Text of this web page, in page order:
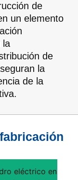
de
un elemento
la
de
la
de la